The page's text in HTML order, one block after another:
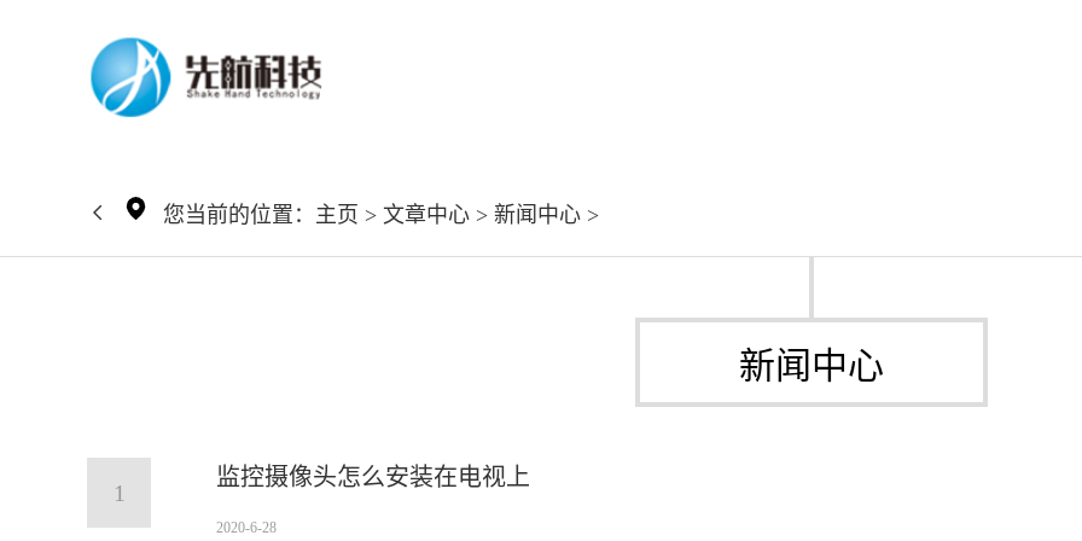
您当前的位置： 主页 > 文章中心 > 新闻中心 >
新闻中心
1
监控摄像头怎么安装在电视上
2020-6-28